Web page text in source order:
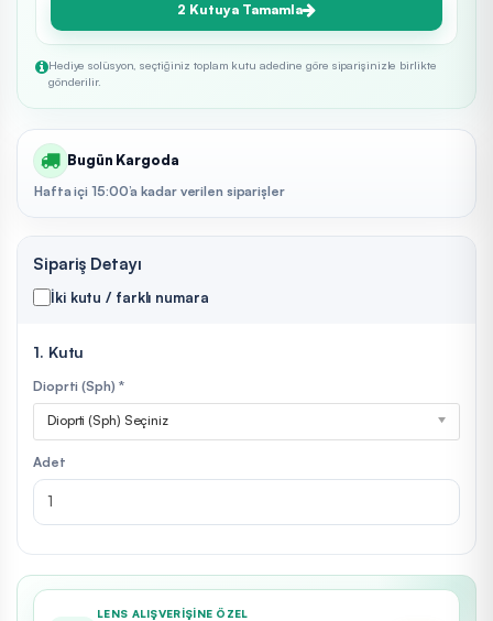
2 Kutuya Tamamla
Hediye solüsyon, seçtiğiniz toplam kutu adedine göre siparişinizle birlikte
gönderilir.
Bugün Kargoda
Hafta içi 15:00’a kadar verilen siparişler
Sipariş Detayı
İki kutu / farklı numara
1. Kutu
Dioprti (Sph) *
Dioprti (Sph) Seçiniz
Adet
LENS ALIŞVERIŞINE ÖZEL